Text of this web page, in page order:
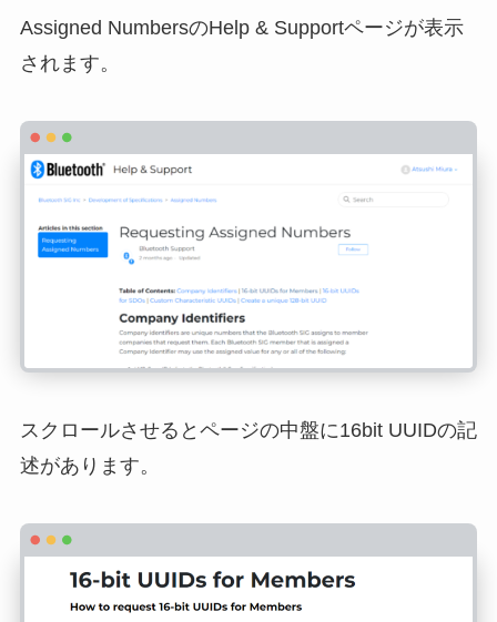
Assigned NumbersのHelp & Supportページが表示
されます。
スクロールさせるとページの中盤に16bit UUIDの記
述があります。